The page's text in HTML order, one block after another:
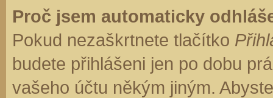
Proč jsem automaticky
Pokud nezaškrtnete tlačítko
budete přihlášeni jen po dobu
vašeho účtu někým jiným.